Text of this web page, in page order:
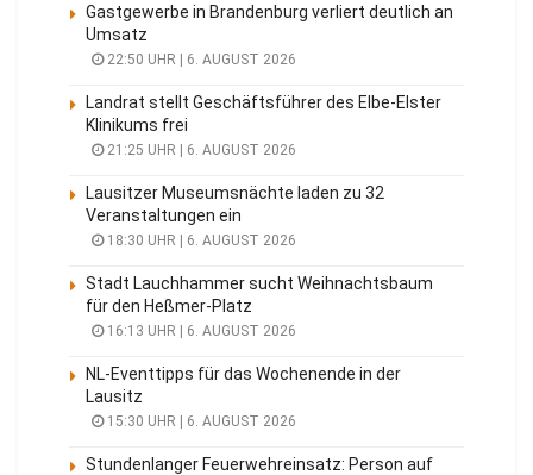
Gastgewerbe in Brandenburg verliert deutlich an
Umsatz
22:50 UHR | 6. AUGUST 2026
Landrat stellt Geschäftsführer des Elbe-Elster
Klinikums frei
21:25 UHR | 6. AUGUST 2026
Lausitzer Museumsnächte laden zu 32
Veranstaltungen ein
18:30 UHR | 6. AUGUST 2026
Stadt Lauchhammer sucht Weihnachtsbaum
für den Heßmer-Platz
16:13 UHR | 6. AUGUST 2026
NL-Eventtipps für das Wochenende in der
Lausitz
15:30 UHR | 6. AUGUST 2026
Stundenlanger Feuerwehreinsatz: Person auf